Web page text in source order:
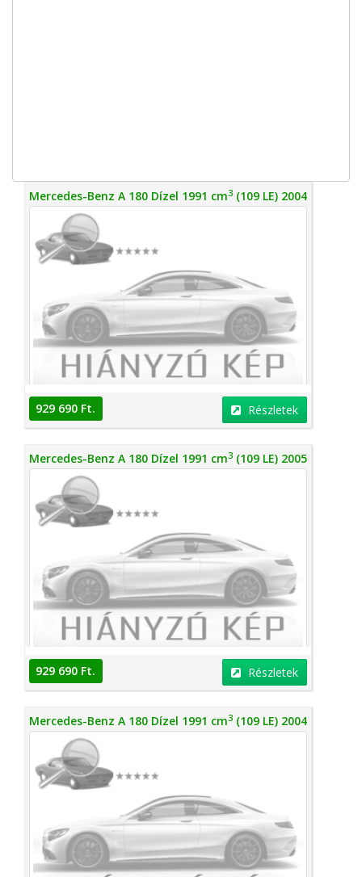
Mercedes-Benz A 180 Dízel 1991 cm3 (109 LE) 2004
929 690 Ft. Részletek
Mercedes-Benz A 180 Dízel 1991 cm3 (109 LE) 2005
929 690 Ft. Részletek
Mercedes-Benz A 180 Dízel 1991 cm3 (109 LE) 2004